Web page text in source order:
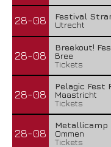
28-08
Festival
Utrecht
28-08
Breekout!
Bree
Tickets
28-08
Pelagic Fest
Maastricht
Tickets
28-08
Metallicamp
Ommen
Tickets